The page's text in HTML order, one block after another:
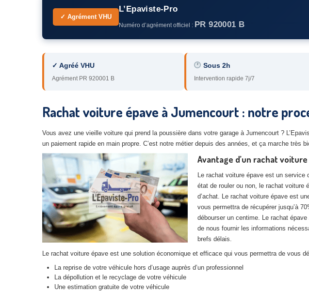
✓ Agrément VHU
L’Epaviste-Pro
Numéro d’agrément officiel : PR 920001 B
✓ Agréé VHU
Agrément PR 920001 B
Sous 2h
Intervention rapide 7j/7
Rachat voiture épave à Jumencourt : notre
Vous avez une vieille voiture qui prend la poussière dans votre garage à Jumencourt ?
un paiement rapide en main propre. C’est notre métier depuis des années, et ça marche très
Avantage d’un rachat
Le rachat voiture épave est un
état de rouler ou non, le rachat voiture
d’achat. Le rachat voiture épave est
vous permettra de récupérer jusqu’à
débourser un centime. Le rachat
de nous fournir les informations
brefs délais.
Le rachat voiture épave est une solution économique et efficace qui vous permettra de vous
La reprise de votre véhicule hors d’usage auprès d’un professionnel
La dépollution et le recyclage de votre véhicule
Une estimation gratuite de votre véhicule